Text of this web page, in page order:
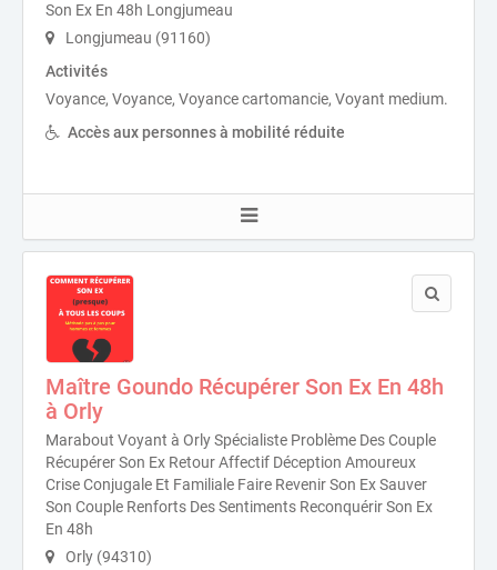
Son Ex En 48h Longjumeau
Longjumeau (91160)
Activités
Voyance, Voyance, Voyance cartomancie, Voyant medium.
Accès aux personnes à mobilité réduite
Maître Goundo Récupérer Son Ex En 48h
à Orly
Marabout Voyant à Orly Spécialiste Problème Des Couple
Récupérer Son Ex Retour Affectif Déception Amoureux
Crise Conjugale Et Familiale Faire Revenir Son Ex Sauver
Son Couple Renforts Des Sentiments Reconquérir Son Ex
En 48h
Orly (94310)